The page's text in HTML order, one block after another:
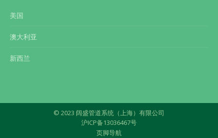
美国
澳大利亚
新西兰
© 2023 阔盛管道系统（上海）有限公司
沪ICP备13036467号
页脚导航